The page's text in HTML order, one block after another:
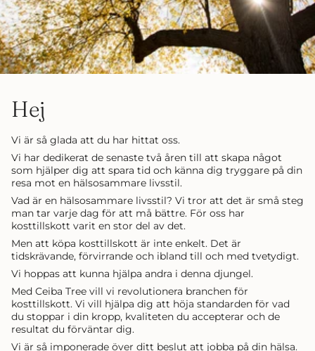
Hej
Vi är så glada att du har hittat oss.
Vi har dedikerat de senaste två åren till att skapa något
som hjälper dig att spara tid och känna dig tryggare på din
resa mot en hälsosammare livsstil.
Vad är en hälsosammare livsstil? Vi tror att det är små steg
man tar varje dag för att må bättre. För oss har
kosttillskott varit en stor del av det.
Men att köpa kosttillskott är inte enkelt. Det är
tidskrävande, förvirrande och ibland till och med tvetydigt.
Vi hoppas att kunna hjälpa andra i denna djungel.
Med Ceiba Tree vill vi revolutionera branchen för
kosttillskott. Vi vill hjälpa dig att höja standarden för vad
du stoppar i din kropp, kvaliteten du accepterar och de
resultat du förväntar dig.
Vi är så imponerade över ditt beslut att jobba på din hälsa.